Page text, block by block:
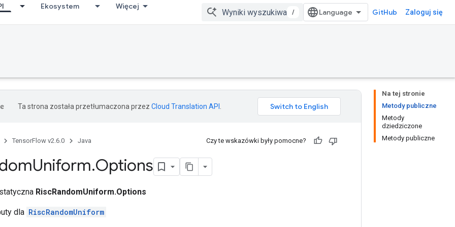
Ekosystem Więcej
/ GitHub Zaloguj się
Na tej stronie
Metody publiczne
Metody
dziedziczone
Metody publiczne
Ta strona została przetłumaczona przez Cloud Translation API
TensorFlow v2.6.0 Java Czy te wskazówki były pomocne?
Uniform.Options
RiscRandomUniform.Options
dla RiscRandomUniform